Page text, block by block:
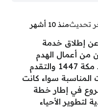
تحديثمنذ 10 أشهر
عن إطلاق خدمة
من أعمال الهدم
والإزالة في مشروع تعويض هدد مكة 1447 والتقدم
سواء كانت
في إطار خطة
لتطوير الأحياء